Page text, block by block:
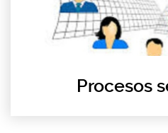
Procesos